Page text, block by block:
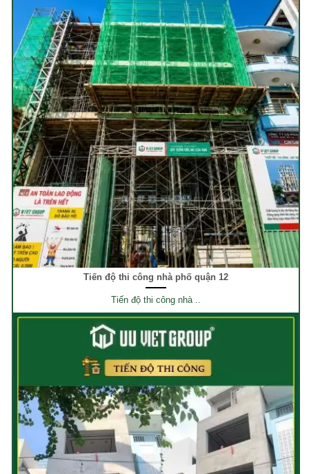
Tiến độ thi công nhà phố quận 12
Tiến độ thi công nhà ..